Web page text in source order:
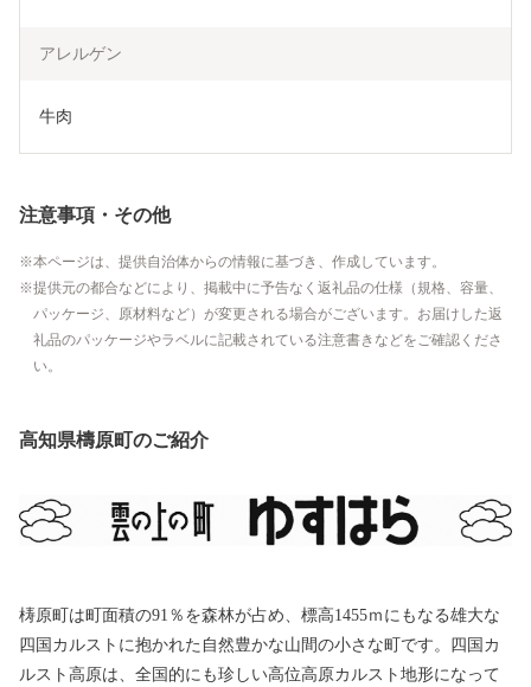
アレルゲン
牛肉
注意事項・その他
本ページは、提供自治体からの情報に基づき、作成しています。
提供元の都合などにより、掲載中に予告なく返礼品の仕様（規格、容量、
パッケージ、原材料など）が変更される場合がございます。お届けした返
礼品のパッケージやラベルに記載されている注意書きなどをご確認くださ
い。
高知県檮原町のご紹介
梼原町は町面積の91％を森林が占め、標高1455ｍにもなる雄大な
四国カルストに抱かれた自然豊かな山間の小さな町です。四国カ
ルスト高原は、全国的にも珍しい高位高原カルスト地形になって